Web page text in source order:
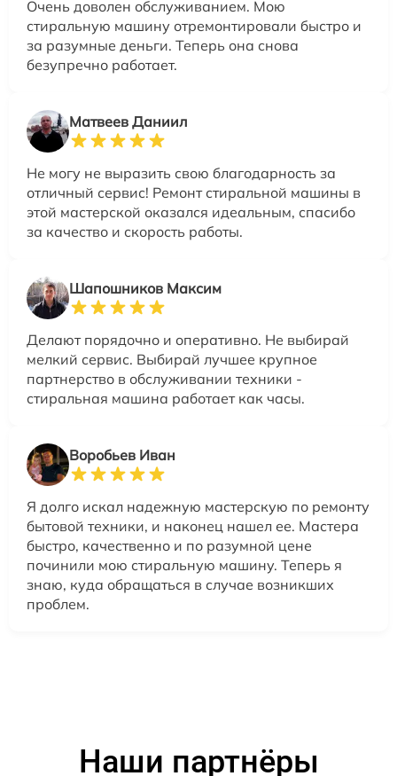
Очень доволен обслуживанием. Мою
стиральную машину отремонтировали быстро и
за разумные деньги. Теперь она снова
безупречно работает.
Матвеев Даниил
Не могу не выразить свою благодарность за
отличный сервис! Ремонт стиральной машины в
этой мастерской оказался идеальным, спасибо
за качество и скорость работы.
Шапошников Максим
Делают порядочно и оперативно. Не выбирай
мелкий сервис. Выбирай лучшее крупное
партнерство в обслуживании техники -
стиральная машина работает как часы.
Воробьев Иван
Я долго искал надежную мастерскую по ремонту
бытовой техники, и наконец нашел ее. Мастера
быстро, качественно и по разумной цене
починили мою стиральную машину. Теперь я
знаю, куда обращаться в случае возникших
проблем.
Наши партнёры